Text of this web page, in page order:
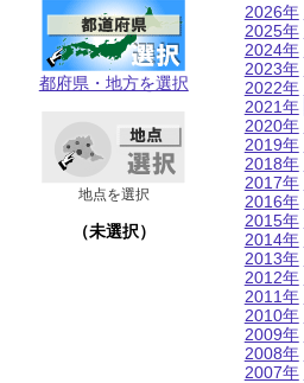
都府県・地方を選択
地点を選択
（未選択）
2026年
2025年
2024年
2023年
2022年
2021年
2020年
2019年
2018年
2017年
2016年
2015年
2014年
2013年
2012年
2011年
2010年
2009年
2008年
2007年